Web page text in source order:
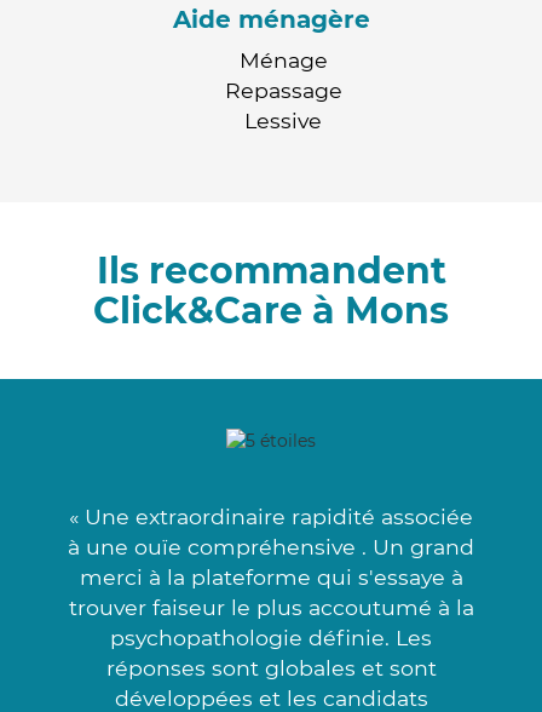
Aide ménagère
Ménage
Repassage
Lessive
Ils recommandent
Click&Care à Mons
« Une extraordinaire rapidité associée
à une ouïe compréhensive . Un grand
merci à la plateforme qui s'essaye à
trouver faiseur le plus accoutumé à la
psychopathologie définie. Les
réponses sont globales et sont
développées et les candidats